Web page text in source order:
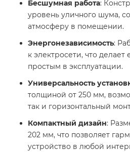
Бесшумная работа:
уровень уличного шума,
атмосферу в помещении.
Энергонезависимость:
к электросети, что
простым в эксплуатации.
Универсальность
толщиной от 250 мм,
так и горизонтальный
Компактный дизайн:
202 мм, что позволяет
устройство в любой